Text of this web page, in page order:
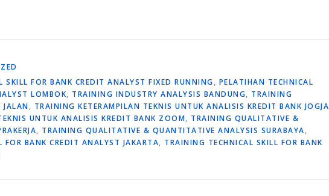
SKILL FOR BANK CREDIT ANALYST FIXED RUNNING, PELATIHAN TECHNICAL
LOMBOK, TRAINING INDUSTRY ANALYSIS BANDUNG, TRAINING
, TRAINING KETERAMPILAN TEKNIS UNTUK ANALISIS KREDIT BANK JOGJA
UNTUK ANALISIS KREDIT BANK ZOOM, TRAINING QUALITATIVE &
, TRAINING QUALITATIVE & QUANTITATIVE ANALYSIS SURABAYA,
BANK CREDIT ANALYST JAKARTA, TRAINING TECHNICAL SKILL FOR BANK